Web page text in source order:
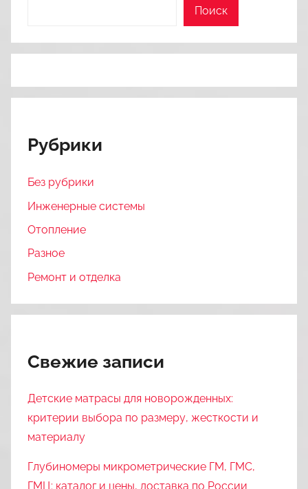
Поиск
Рубрики
Без рубрики
Инженерные системы
Отопление
Разное
Ремонт и отделка
Свежие записи
Детские матрасы для новорожденных:
критерии выбора по размеру, жесткости и
материалу
Глубиномеры микрометрические ГМ, ГМС,
ГМЦ: каталог и цены, доставка по России